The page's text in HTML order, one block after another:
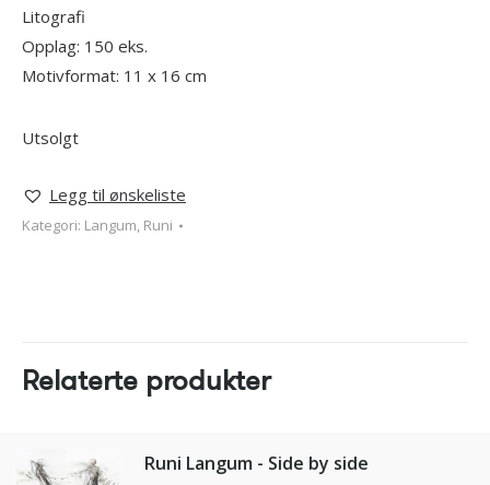
Litografi
Opplag: 150 eks.
Motivformat: 11 x 16 cm
Utsolgt
Legg til ønskeliste
Kategori: Langum, Runi
Relaterte produkter
Runi Langum - Side by side